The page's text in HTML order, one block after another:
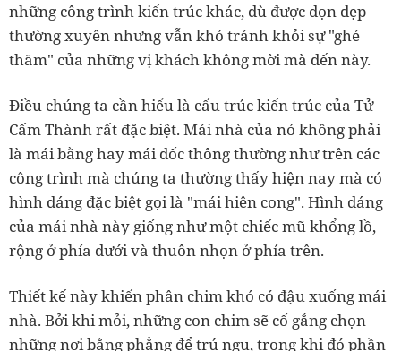
những công trình kiến trúc khác, dù được dọn dẹp
thường xuyên nhưng vẫn khó tránh khỏi sự "ghé
thăm" của những vị khách không mời mà đến này.
Điều chúng ta cần hiểu là cấu trúc kiến trúc của Tử
Cấm Thành rất đặc biệt. Mái nhà của nó không phải
là mái bằng hay mái dốc thông thường như trên các
công trình mà chúng ta thường thấy hiện nay mà có
hình dáng đặc biệt gọi là "mái hiên cong". Hình dáng
của mái nhà này giống như một chiếc mũ khổng lồ,
rộng ở phía dưới và thuôn nhọn ở phía trên.
Thiết kế này khiến phân chim khó có đậu xuống mái
nhà. Bởi khi mỏi, những con chim sẽ cố gắng chọn
những nơi bằng phẳng để trú ngụ, trong khi đó phần